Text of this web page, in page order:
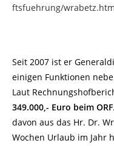
ftsfuehrung/
Seit 2007 ist er
einigen Funktionen
Laut
349.000,- Euro beim ORF
davon aus das Hr. Dr.
Wochen Urlaub im Jahr